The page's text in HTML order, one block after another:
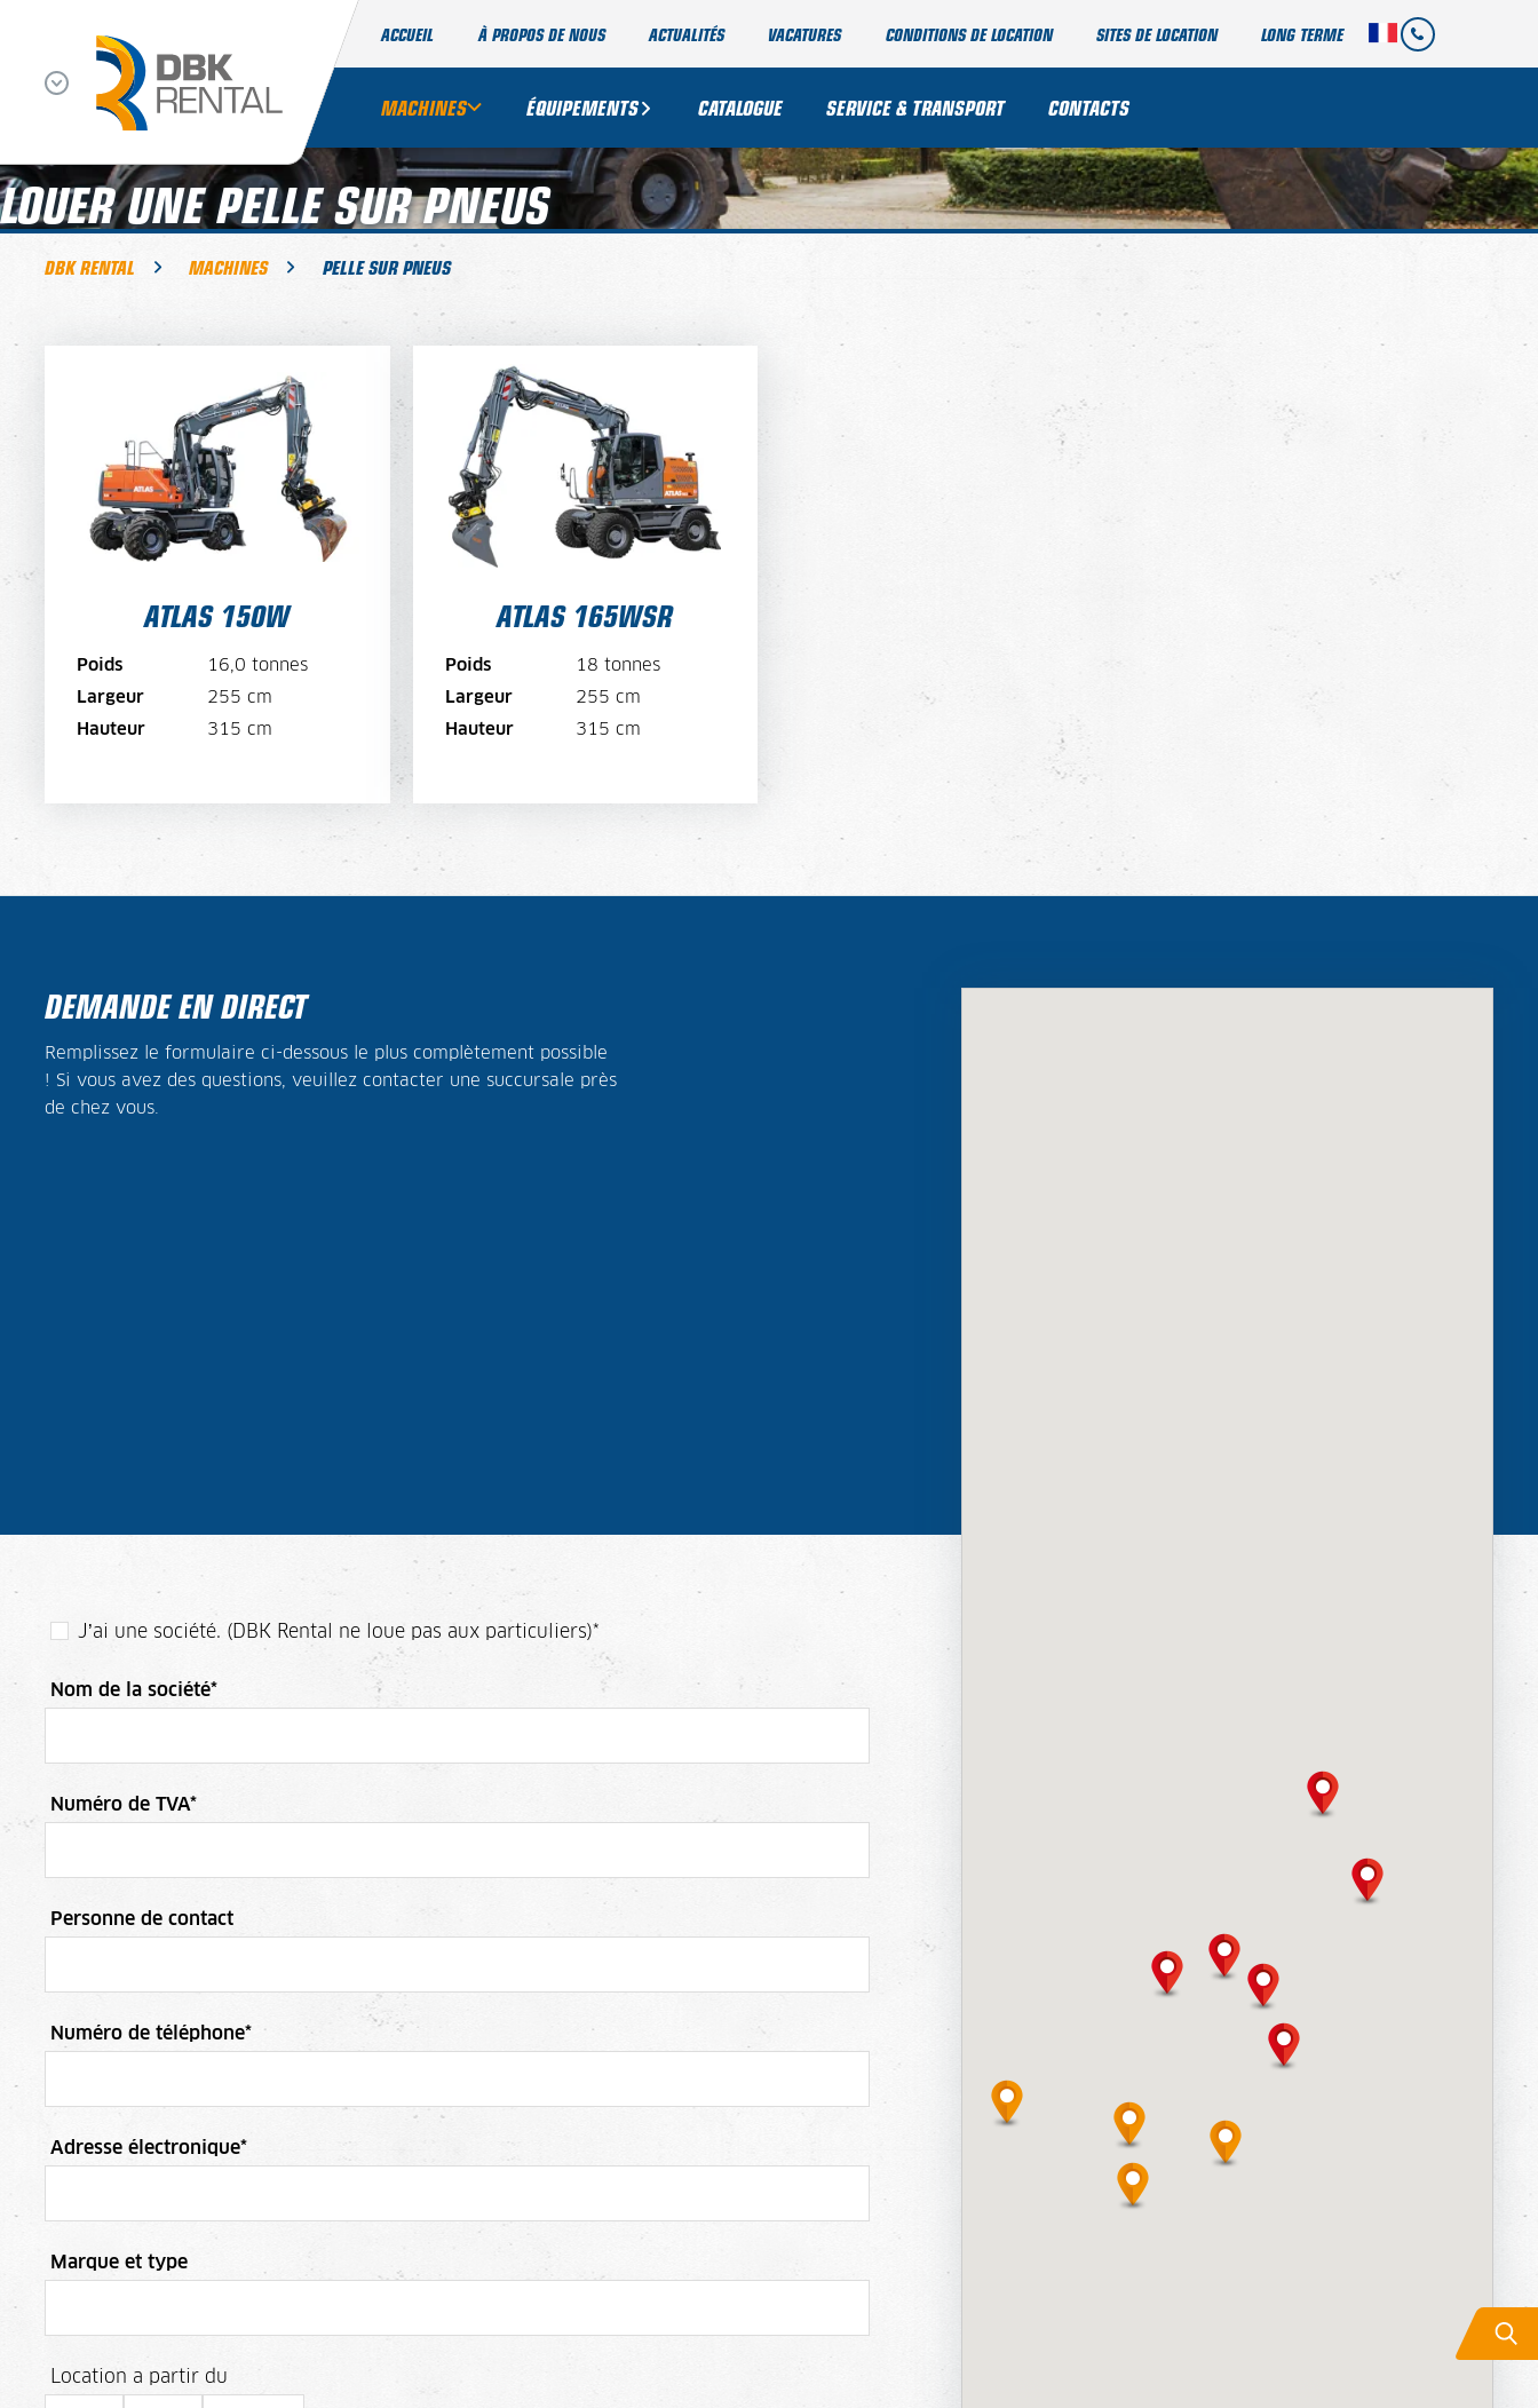
ACCUEIL À PROPOS DE NOUS ACTUALITÉS VACATURES CONDITIONS DE LOCATION SITES DE LOCATION LONG TERME
MACHINES ÉQUIPEMENTS CATALOGUE SERVICE & TRANSPORT CONTACTS
LOUER UNE PELLE SUR PNEUS
DBK RENTAL MACHINES PELLE SUR PNEUS
ATLAS 150W
Poids
16,0 tonnes
Largeur
255 cm
Hauteur
315 cm
ATLAS 150W
TARIF JOURNALIER
250,-
TARIF SEMAINE
200,-
TARIF MENSUEL
150,-
VOIR LA MACHINE
VOIR LA BROCHURE
LOUER MAINTENANT
ATLAS 165WSR
Poids
18 tonnes
Largeur
255 cm
Hauteur
315 cm
ATLAS 165WSR
TARIF JOURNALIER
275,-
TARIF SEMAINE
220,-
TARIF MENSUEL
165,-
VOIR LA MACHINE
VOIR LA BROCHURE
LOUER MAINTENANT
DEMANDE EN DIRECT
Remplissez le formulaire ci-dessous le plus complètement possible
! Si vous avez des questions, veuillez contacter une succursale près
de chez vous.
J’ai une société. (DBK Rental ne loue pas aux particuliers)*
Nom de la société*
Numéro de TVA*
Personne de contact
Numéro de téléphone*
Adresse électronique*
Marque et type
Location a partir du